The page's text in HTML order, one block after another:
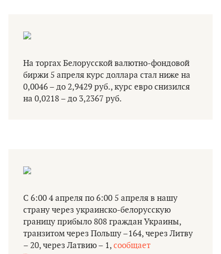
На торгах Белорусской валютно-фондовой
биржи 5 апреля курс доллара стал ниже на
0,0046 – до 2,9429 руб., курс евро снизился
на 0,0218 – до 3,2367 руб.
С 6:00 4 апреля по 6:00 5 апреля в нашу
страну через украинско-белорусскую
границу прибыло 808 граждан Украины,
транзитом через Польшу –164, через Литву
– 20, через Латвию – 1, сообщает